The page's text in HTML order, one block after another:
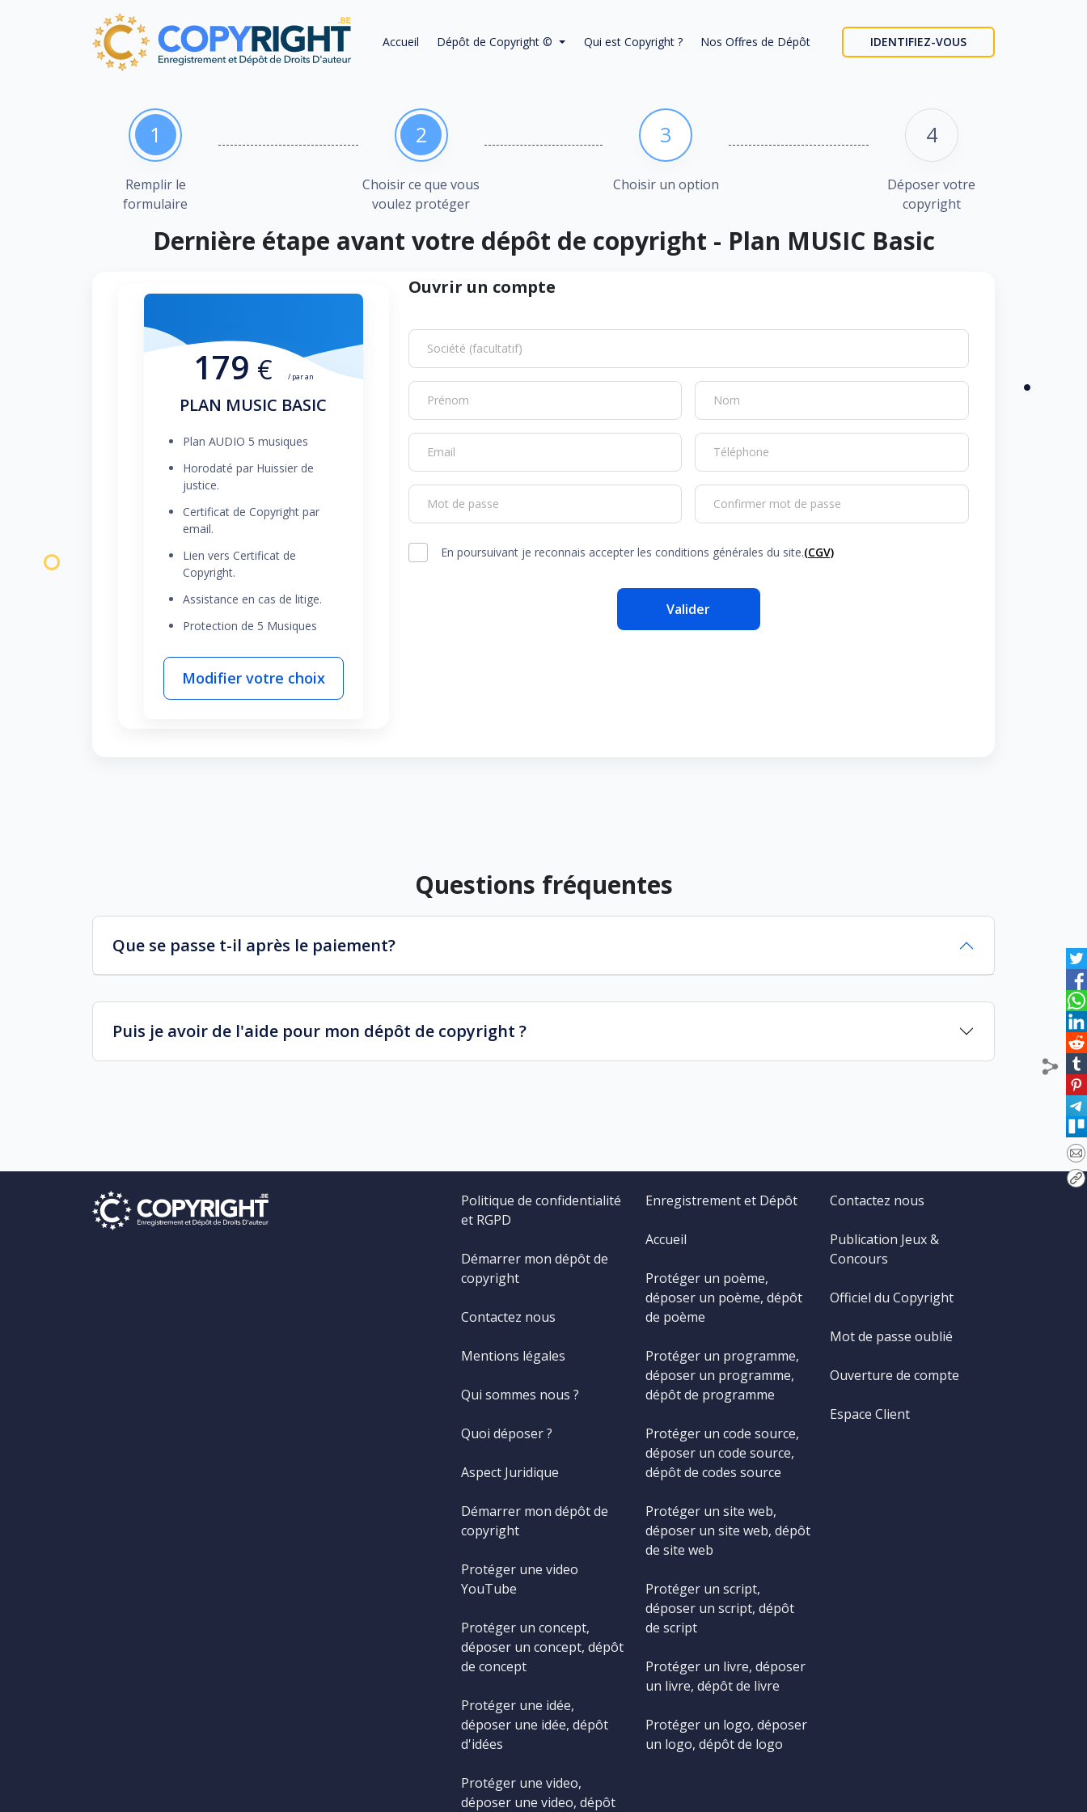
Accueil Dépôt de Copyright © Qui est Copyright ? Nos Offres de Dépôt IDENTIFIEZ-VOUS
1
Remplir le
formulaire
2
Choisir ce que vous
voulez protéger
3
Choisir un option
4
Déposer votre
copyright
Dernière étape avant votre dépôt de copyright - Plan MUSIC Basic
179 € / par an
PLAN MUSIC BASIC
Plan AUDIO 5 musiques
Horodaté par Huissier de
justice.
Certificat de Copyright par
email.
Lien vers Certificat de
Copyright.
Assistance en cas de litige.
Protection de 5 Musiques
Modifier votre choix
Ouvrir un compte
Société (facultatif)
Prénom Nom
Email Téléphone
Mot de passe Confirmer mot de passe
En poursuivant je reconnais accepter les conditions générales du site.(CGV)
Valider
Questions fréquentes
Que se passe t-il après le paiement?
Puis je avoir de l'aide pour mon dépôt de copyright ?
Politique de confidentialité
et RGPD
Démarrer mon dépôt de
copyright
Contactez nous
Mentions légales
Qui sommes nous ?
Quoi déposer ?
Aspect Juridique
Démarrer mon dépôt de
copyright
Protéger une video
YouTube
Protéger un concept,
déposer un concept, dépôt
de concept
Protéger une idée,
déposer une idée, dépôt
d'idées
Protéger une video,
déposer une video, dépôt
Enregistrement et Dépôt
Accueil
Protéger un poème,
déposer un poème, dépôt
de poème
Protéger un programme,
déposer un programme,
dépôt de programme
Protéger un code source,
déposer un code source,
dépôt de codes source
Protéger un site web,
déposer un site web, dépôt
de site web
Protéger un script,
déposer un script, dépôt
de script
Protéger un livre, déposer
un livre, dépôt de livre
Protéger un logo, déposer
un logo, dépôt de logo
Contactez nous
Publication Jeux &
Concours
Officiel du Copyright
Mot de passe oublié
Ouverture de compte
Espace Client